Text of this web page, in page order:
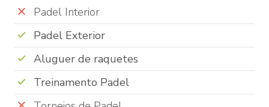
Padel Interior
Padel Exterior
Aluguer de raquetes
Treinamento Padel